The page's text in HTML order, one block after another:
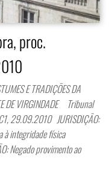
proc.
E TRADIÇÕES DA
DE VIRGINDADE Tribunal
29.09.2010 JURISDIÇÃO:
à integridade física
Negado provimento ao